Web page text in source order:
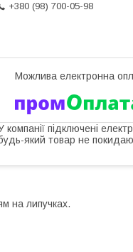
+380 (98) 700-05-98
компанії підключені
який товар не
на липучках.